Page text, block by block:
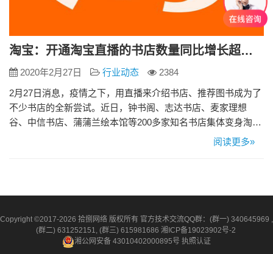
淘宝：开通淘宝直播的书店数量同比增长超过5倍
2020年2月27日 行业动态
2384
2月27日消息，疫情之下，用直播来介绍书店、推荐图书成为了
不少书店的全新尝试。近日，钟书阁、志达书店、麦家理想
谷、中信书店、蒲蒲兰绘本馆等200多家知名书店集体变身淘宝
直播间。 淘宝数据显示，开通淘宝直播的书店数量同比增长超
己的首…
阅读更多»
Copyright ©2017-2026 拾捌网络 版权所有 官方技术交流QQ群：(群一) 340645969 ,
(群二) 631252151, (群三) 615981686 湘ICP备19023902号-2
湘公网安备 43010402000895号 执照认证